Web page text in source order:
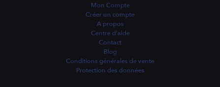
Mon Compte
Créer un compte
A propos
Centre d'aide
Contact
Blog
Conditions générales de vente
Protection des données